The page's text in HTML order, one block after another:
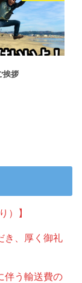
挨拶
）】
き、厚く御礼
伴う輸送費の